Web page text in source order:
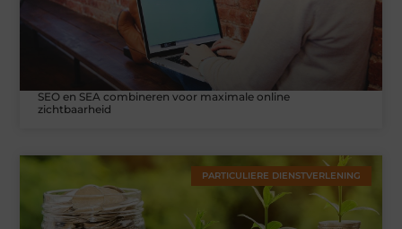
SEO en SEA combineren voor maximale online
zichtbaarheid
PARTICULIERE DIENSTVERLENING